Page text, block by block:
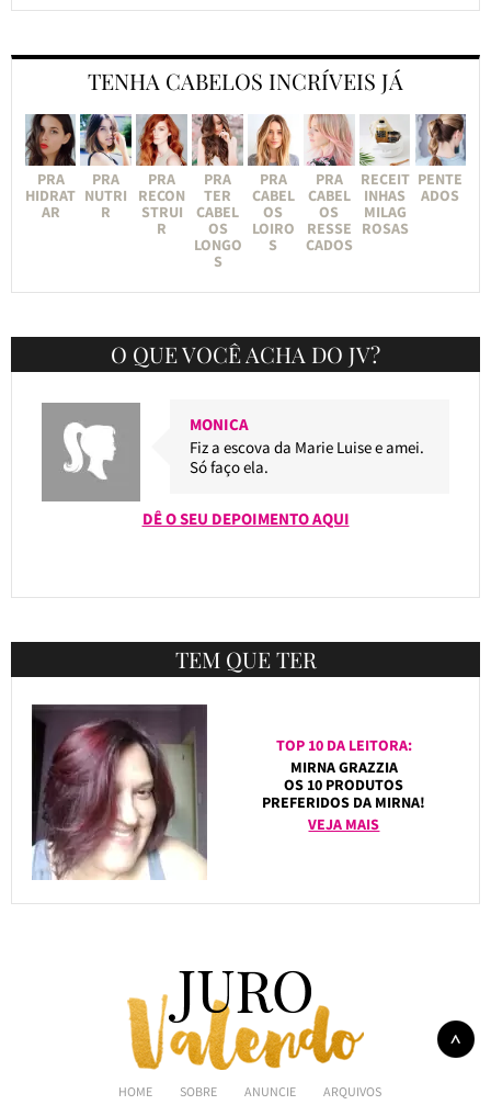
TENHA CABELOS INCRÍVEIS JÁ
PRA
HIDRAT
AR
PRA
NUTRI
R
PRA
RECON
STRUI
R
PRA
TER
CABEL
OS
LONGO
S
PRA
CABEL
OS
LOIRO
S
PRA
CABEL
OS
RESSE
CADOS
RECEIT
INHAS
MILAG
ROSAS
PENTE
ADOS
O QUE VOCÊ ACHA DO JV?
MONICA
Fiz a escova da Marie Luise e amei.
Só faço ela.
DÊ O SEU DEPOIMENTO AQUI
TEM QUE TER
TOP 10 DA LEITORA:
MIRNA GRAZZIA
OS 10 PRODUTOS
PREFERIDOS DA MIRNA!
VEJA MAIS
HOME SOBRE ANUNCIE ARQUIVOS